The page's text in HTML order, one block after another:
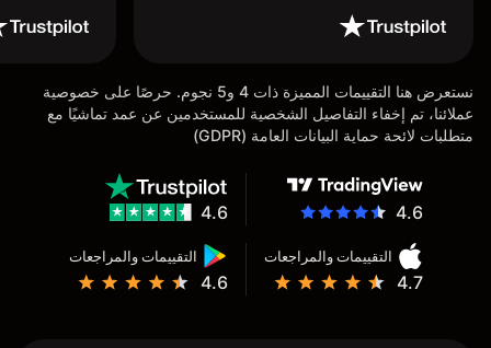
نستعرض هنا التقييمات المميزة ذات 4 و5 نجوم. حرصًا على خصوصية
عملائنا، تم إخفاء التفاصيل الشخصية للمستخدمين عن عمد تماشيًا مع
متطلبات لائحة حماية البيانات العامة (GDPR)
4.6
التقييمات والمراجعات
4.7
التقييمات والمراجعات
4.6
4.6